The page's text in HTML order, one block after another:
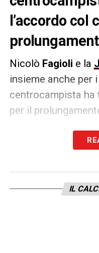
l’accordo col
Nicolò Fagioli e la
insieme anche per
centrocampista ha
per il
Come ha riportato
Oltre a questo
importante della
IL